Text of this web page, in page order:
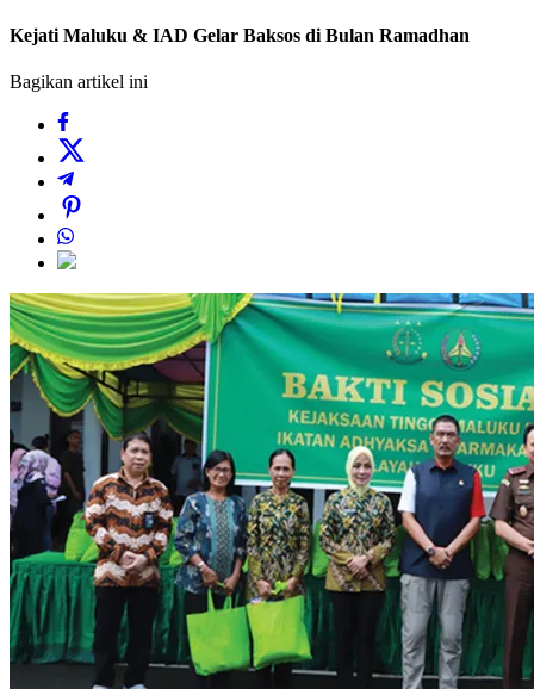
Kejati Maluku & IAD Gelar Baksos di Bulan Ramadhan
Bagikan artikel ini